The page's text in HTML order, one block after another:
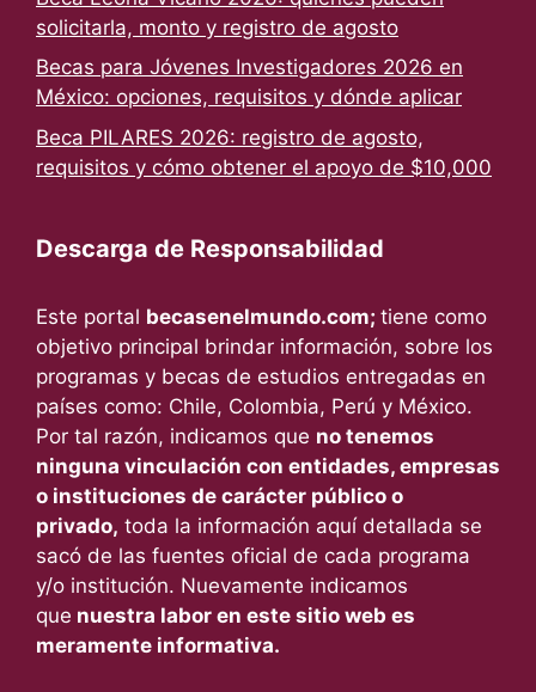
solicitarla, monto y registro de agosto
Becas para Jóvenes Investigadores 2026 en
México: opciones, requisitos y dónde aplicar
Beca PILARES 2026: registro de agosto,
requisitos y cómo obtener el apoyo de $10,000
Descarga de Responsabilidad
Este portal becasenelmundo.com; tiene como
objetivo principal brindar información, sobre los
programas y becas de estudios entregadas en
países como: Chile, Colombia, Perú y México.
Por tal razón, indicamos que no tenemos
ninguna vinculación con entidades, empresas
o instituciones de carácter público o
privado, toda la información aquí detallada se
sacó de las fuentes oficial de cada programa
y/o institución. Nuevamente indicamos
que nuestra labor en este sitio web es
meramente informativa.